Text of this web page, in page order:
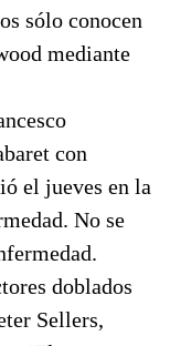
sólo conocen
mediante
con
el jueves en la
No se
doblados
Sellers,